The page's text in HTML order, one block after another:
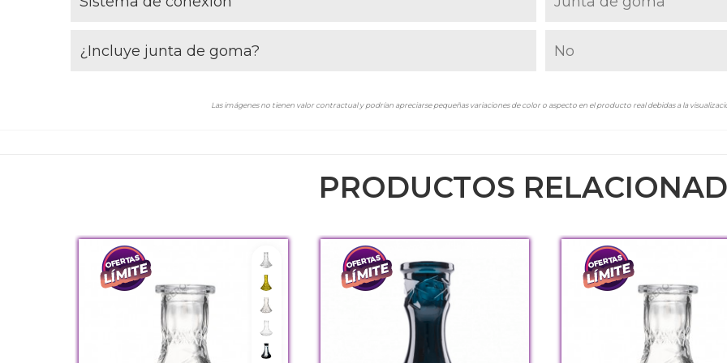
¿Incluye junta de goma? No
Las imágenes no tienen valor contractual y podrían apreciarse pequeñas variaciones de color o aspecto en el producto real debidas a la
PRODUCTOS
Lowpoly Amarillo
Micro tallada smoked
Indian
Lowpoly Amarillo
Lowpoly Clear
Mini Clear
Mini Frozen Black